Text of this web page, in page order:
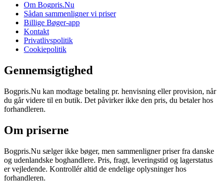
Om Bogpris.Nu
Sådan sammenligner vi priser
Billige Bøger-app
Kontakt
Privatlivspolitik
Cookiepolitik
Gennemsigtighed
Bogpris.Nu kan modtage betaling pr. henvisning eller provision, når
du går videre til en butik. Det påvirker ikke den pris, du betaler hos
forhandleren.
Om priserne
Bogpris.Nu sælger ikke bøger, men sammenligner priser fra danske
og udenlandske boghandlere. Pris, fragt, leveringstid og lagerstatus
er vejledende. Kontrollér altid de endelige oplysninger hos
forhandleren.